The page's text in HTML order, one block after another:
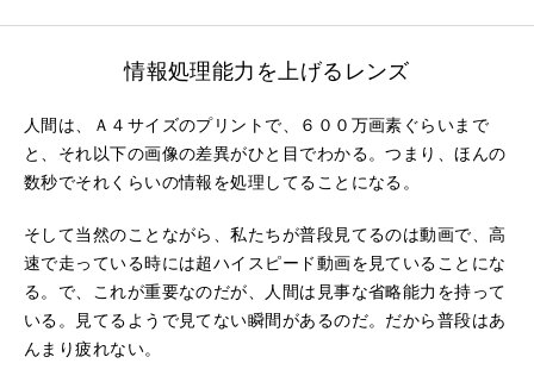
情報処理能力を上げるレンズ
人間は、Ａ４サイズのプリントで、６００万画素ぐらいまで
と、それ以下の画像の差異がひと目でわかる。つまり、ほんの
数秒でそれくらいの情報を処理してることになる。
そして当然のことながら、私たちが普段見てるのは動画で、高
速で走っている時には超ハイスピード動画を見ていることにな
る。で、これが重要なのだが、人間は見事な省略能力を持って
いる。見てるようで見てない瞬間があるのだ。だから普段はあ
んまり疲れない。